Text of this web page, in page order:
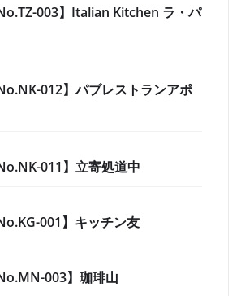
003】Italian Kitchen ラ・パ
012】パブレストランアポ
011】立寄処道中
001】キッチン友
003】珈琲山